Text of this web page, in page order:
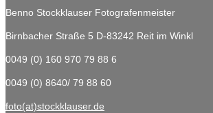
Benno Stockklauser Fotografenmeister
Birnbacher Straße 5 D-83242 Reit im Winkl
0049 (0) 160 970 79 88 6
0049 (0) 8640/ 79 88 60
foto(at)stockklauser.de